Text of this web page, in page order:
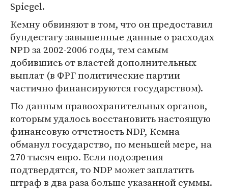
Spiegel.
Кемну обвиняют в том, что он предоставил
бундестагу завышенные данные о расходах
NPD за 2002-2006 годы, тем самым
добившись от властей дополнительных
выплат (в ФРГ политические партии
частично финансируются государством).
По данным правоохранительных органов,
которым удалось восстановить настоящую
финансовую отчетность NDP, Кемна
обманул государство, по меньшей мере, на
270 тысяч евро. Если подозрения
подтвердятся, то NDP может заплатить
штраф в два раза больше указанной суммы.